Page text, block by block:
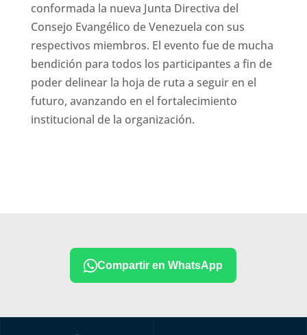
conformada la nueva Junta Directiva del
Consejo Evangélico de Venezuela con sus
respectivos miembros. El evento fue de mucha
bendición para todos los participantes a fin de
poder delinear la hoja de ruta a seguir en el
futuro, avanzando en el fortalecimiento
institucional de la organización.
Compartir en WhatsApp